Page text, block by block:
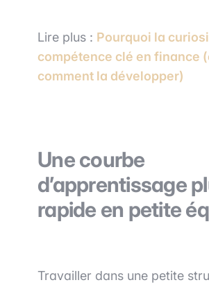
Lire plus : Pourquoi la
compétence clé en finance
comment la développer)
Une courbe
d’apprentissage
rapide en petite
Travailler dans une petite